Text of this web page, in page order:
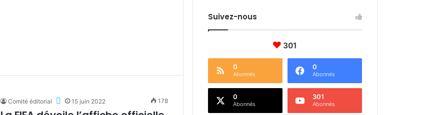
Comité éditorial 15 juin 2022 178
Suivez-nous
301
0
Abonnés
0
Abonnés
0
Abonnés
301
Abonnés